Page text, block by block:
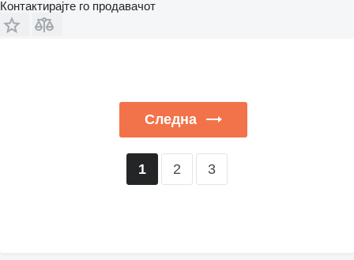
Контактирајте го продавачот
Следна
1 2 3